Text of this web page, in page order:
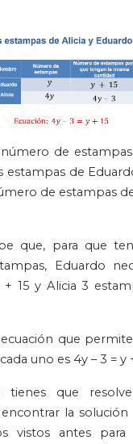
de
estampas de
de estampas
que, para que
Eduardo
+ 15 y Alicia 3
que
uno es 4y – 3 = y
tienes que
la
vistos antes